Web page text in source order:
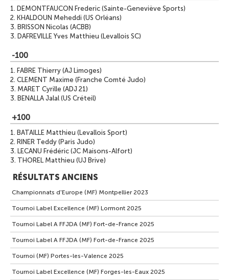
1. DEMONTFAUCON Frederic (Sainte-Geneviève Sports)
2. KHALDOUN Meheddi (US Orléans)
3. BRISSON Nicolas (ACBB)
3. DAFREVILLE Yves Matthieu (Levallois SC)
-100
1. FABRE Thierry (AJ Limoges)
2. CLEMENT Maxime (Franche Comté Judo)
3. MARET Cyrille (ADJ 21)
3. BENALLA Jalal (US Créteil)
+100
1. BATAILLE Matthieu (Levallois Sport)
2. RINER Teddy (Paris Judo)
3. LECANU Frédéric (JC Maisons-Alfort)
3. THOREL Matthieu (UJ Brive)
RÉSULTATS ANCIENS
Championnats d'Europe (MF) Montpellier 2023
Tournoi Label Excellence (MF) Lormont 2025
Tournoi Label A FFJDA (MF) Fort-de-France 2025
Tournoi Label A FFJDA (MF) Fort-de-France 2025
Tournoi (MF) Portes-les-Valence 2025
Tournoi Label Excellence (MF) Forges-les-Eaux 2025